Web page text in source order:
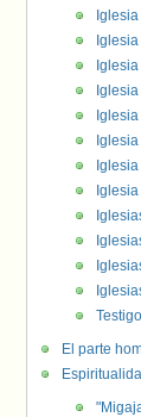
El parte